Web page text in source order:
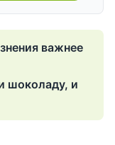
важнее
шоколаду, и